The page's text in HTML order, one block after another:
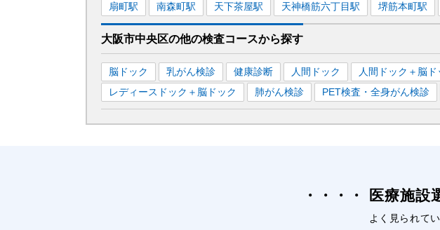
扇町駅 南森町駅 天下茶屋駅 天神橋筋六丁目駅 堺筋本町駅
大阪市中央区の他の検査コースから探す
脳ドック 乳がん検診 健康診断 人間ドック 人間ドック＋脳ド
レディースドック＋脳ドック
肺がん検診 PET検査・全身がん検診
医療施設
よく見られて